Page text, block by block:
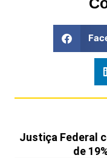
Justiça Federal
de